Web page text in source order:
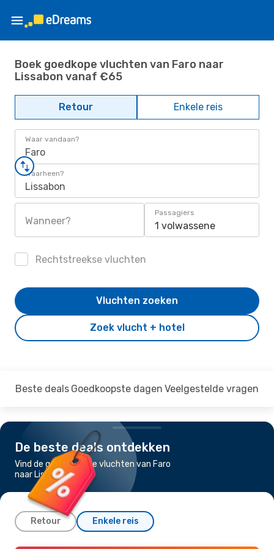
Boek goedkope vluchten van Faro naar
Lissabon vanaf €65
Retour Enkele reis
Waar vandaan?
Faro
Waarheen?
Lissabon
Wanneer?
Passagiers
1 volwassene
Rechtstreekse vluchten
Zoek vlucht + hotel
Vluchten zoeken
Beste deals Goedkoopste dagen Veelgestelde vragen
De beste deals ontdekken
Vind de goedkoopste vluchten van Faro
naar Lissabon
Retour Enkele reis